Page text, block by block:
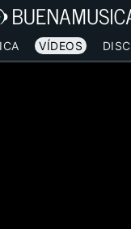
VÍDEOS